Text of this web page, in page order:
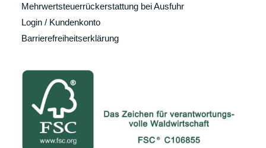
Mehrwertsteuerrückerstattung bei Ausfuhr
Login / Kundenkonto
Barrierefreiheitserklärung